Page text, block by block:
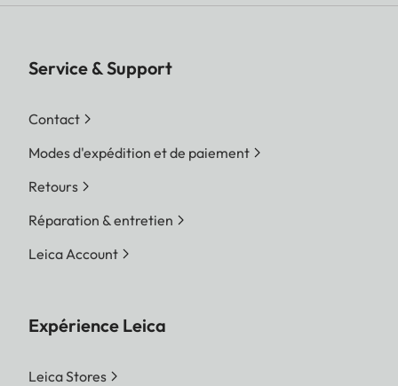
Service & Support
Contact
Modes d'expédition et de paiement
Retours
Réparation & entretien
Leica Account
Expérience Leica
Leica Stores